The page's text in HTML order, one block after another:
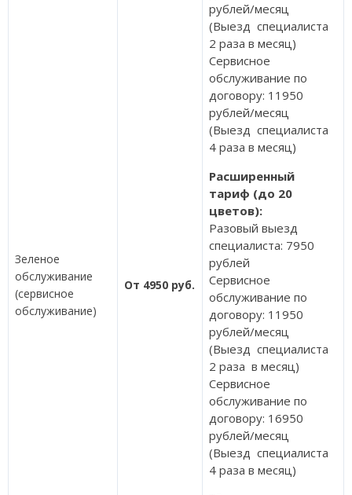
Зеленое
обслуживание
(сервисное
обслуживание)
От 4950 руб.
рублей/месяц
(Выезд специалиста
2 раза в месяц)
Сервисное
обслуживание по
договору: 11950
рублей/месяц
(Выезд специалиста
4 раза в месяц)
Расширенный
тариф (до 20
цветов):
Разовый выезд
специалиста: 7950
рублей
Сервисное
обслуживание по
договору: 11950
рублей/месяц
(Выезд специалиста
2 раза в месяц)
Сервисное
обслуживание по
договору: 16950
рублей/месяц
(Выезд специалиста
4 раза в месяц)